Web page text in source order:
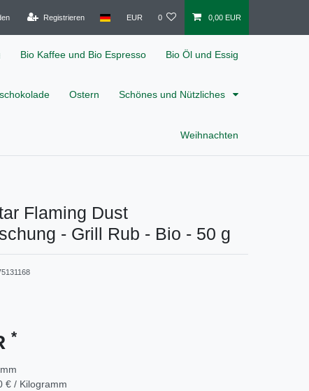
Registrieren EUR 0 0,00 EUR
Bio Kaffee und Bio Espresso Bio Öl und Essig
Ostern Schönes und Nützliches
Weihnachten
Flaming Dust
- Grill Rub - Bio - 50 g
*
€ / Kilogramm